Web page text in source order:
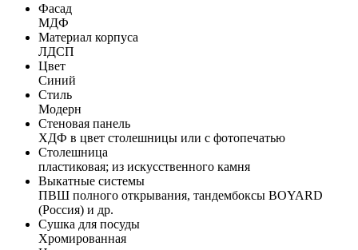
Фасад
МДФ
Материал корпуса
ЛДСП
Цвет
Синий
Стиль
Модерн
Стеновая панель
ХДФ в цвет столешницы или с фотопечатью
Столешница
пластиковая; из искусственного камня
Выкатные системы
ПВШ полного открывания, тандембоксы BOYARD
(Россия) и др.
Сушка для посуды
Хромированная